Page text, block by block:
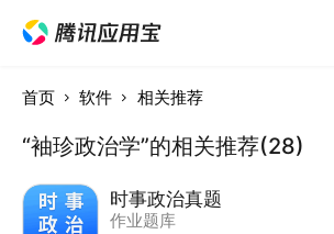
首页 软件 相关推荐
“袖珍政治学”的相关推荐(28)
时事政治真题
作业题库